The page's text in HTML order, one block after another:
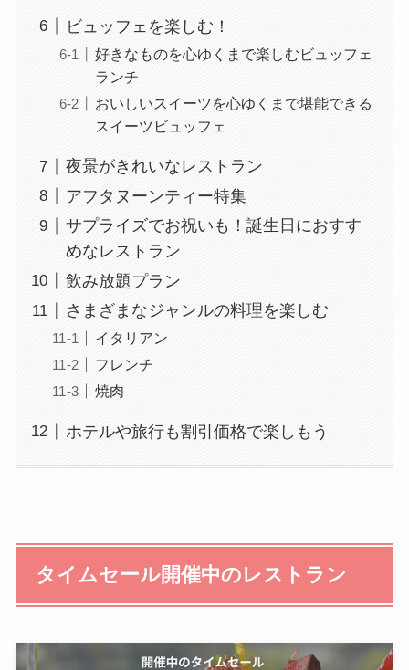
ビュッフェを楽しむ！
好きなものを心ゆくまで楽しむビュッフェ
ランチ
おいしいスイーツを心ゆくまで堪能できる
スイーツビュッフェ
夜景がきれいなレストラン
アフタヌーンティー特集
サプライズでお祝いも！誕生日におすす
めなレストラン
飲み放題プラン
さまざまなジャンルの料理を楽しむ
イタリアン
フレンチ
焼肉
ホテルや旅行も割引価格で楽しもう
タイムセール開催中のレストラン